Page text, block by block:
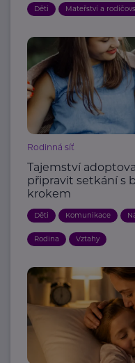
Děti Mateřství a
Rodinná síť
Tajemství
připravit setkání s
krokem
Děti Komunikace
Rodina Vztahy